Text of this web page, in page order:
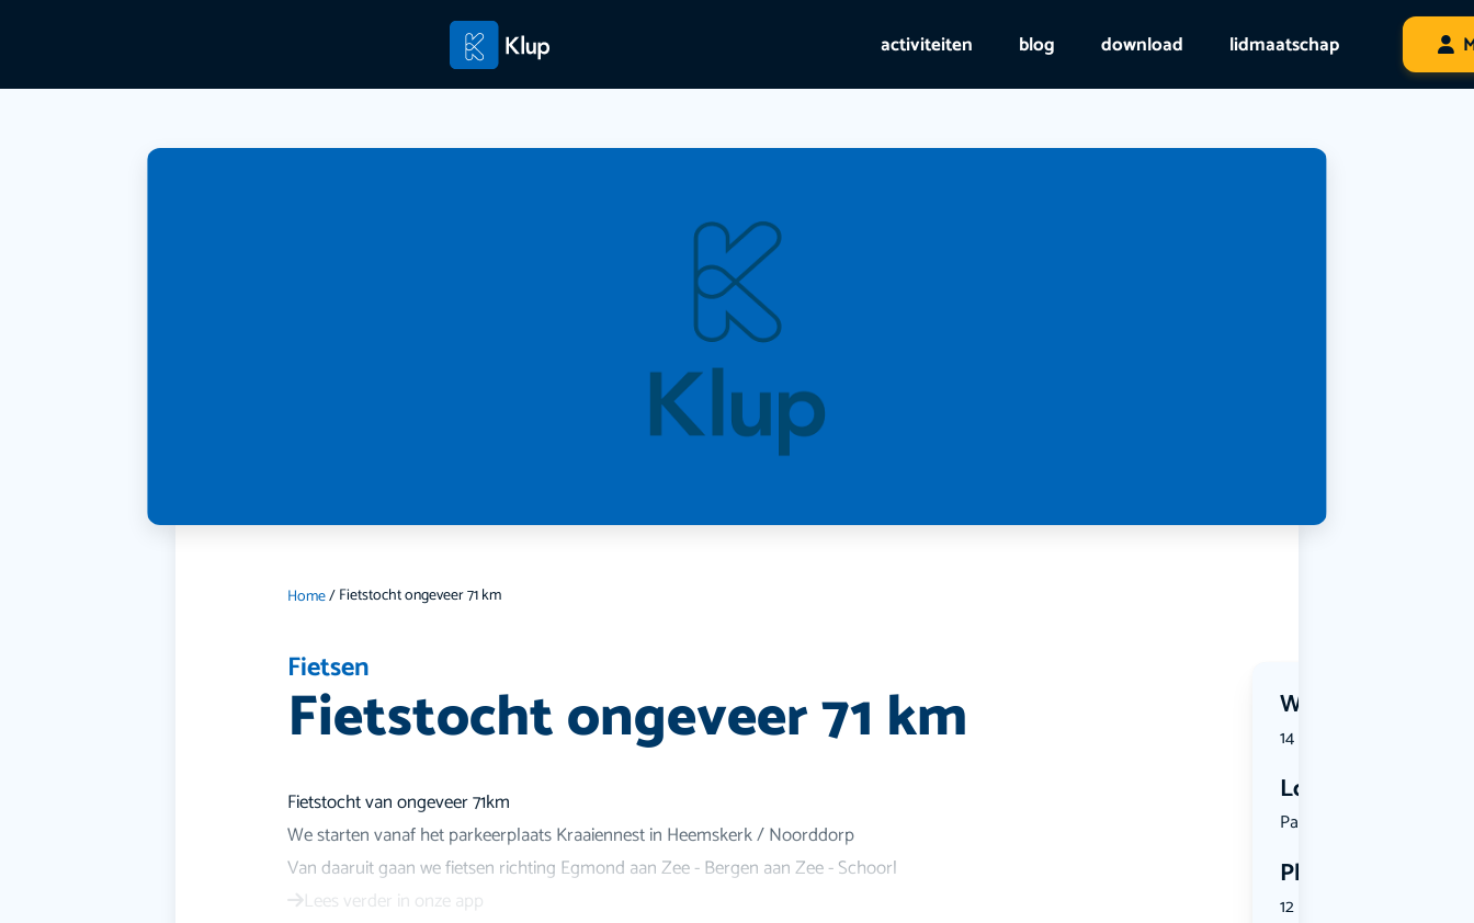
activiteiten blog download lidmaatschap
Home/Fietstocht ongeveer 71 km
Fietsen
Fietstocht ongeveer 71 km Wanneer?
14 August 2026 | 10:30
Locatie
Parkeerpla...
Plekken
12 plekken beschikbaar
Fietstocht van ongeveer 71km
We starten vanaf het parkeerplaats Kraaiennest in Heemskerk / Noorddorp
Van daaruit gaan we fietsen richting Egmond aan Zee - Bergen aan Zee - Schoorl
Lees verder in onze app